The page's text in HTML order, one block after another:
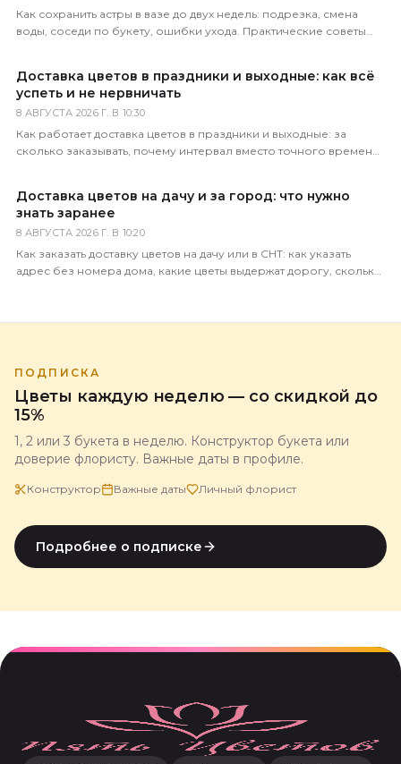
Как сохранить астры в вазе до двух недель: подрезка, смена
воды, соседи по букету, ошибки ухода. Практические советы
Доставка цветов в праздники и выходные: как всё
успеть и не нервничать
8 АВГУСТА 2026 Г. В 10:30
Как работает доставка цветов в праздники и выходные: за
сколько заказывать, почему интервал вместо точного времени,
Доставка цветов на дачу и за город: что нужно
знать заранее
8 АВГУСТА 2026 Г. В 10:20
Как заказать доставку цветов на дачу или в СНТ: как указать
адрес без номера дома, какие цветы выдержат дорогу, сколько
ПОДПИСКА
Цветы каждую неделю — со скидкой до
15%
1, 2 или 3 букета в неделю. Конструктор букета или
доверие флористу. Важные даты в профиле.
Конструктор Важные даты Личный флорист
Подробнее о подписке